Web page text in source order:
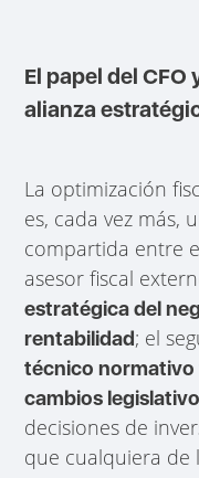
El papel del
alianza
La optimización
es, cada vez más,
compartida entre
asesor fiscal
estratégica del
rentabilidad; el
técnico normativo
cambios
decisiones de
que cualquiera de